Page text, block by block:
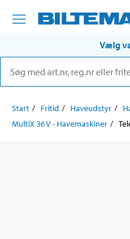
Vælg
Start Fritid Haveudstyr
MultiX 36 V - Havemaskiner